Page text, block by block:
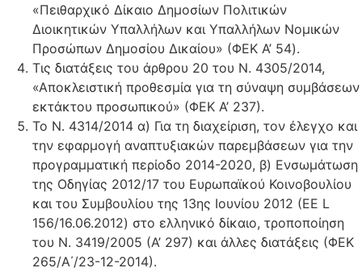
«Πειθαρχικό Δίκαιο Δημοσίων Πολιτικών
Διοικητικών Υπαλλήλων και Υπαλλήλων Νομικών
Προσώπων Δημοσίου Δικαίου» (ΦΕΚ A’ 54).
Τις διατάξεις του άρθρου 20 του Ν. 4305/2014,
«Αποκλειστική προθεσμία για τη σύναψη συμβάσεων
εκτάκτου προσωπικού» (ΦΕΚ Α’ 237).
Το Ν. 4314/2014 α) Για τη διαχείριση, τον έλεγχο και
την εφαρμογή αναπτυξιακών παρεμβάσεων για την
προγραμματική περίοδο 2014-2020, β) Ενσωμάτωση
της Οδηγίας 2012/17 του Ευρωπαϊκού Κοινοβουλίου
και του Συμβουλίου της 13ης Ιουνίου 2012 (ΕΕ L
156/16.06.2012) στο ελληνικό δίκαιο, τροποποίηση
του Ν. 3419/2005 (Α’ 297) και άλλες διατάξεις (ΦΕΚ
265/Α΄/23-12-2014).